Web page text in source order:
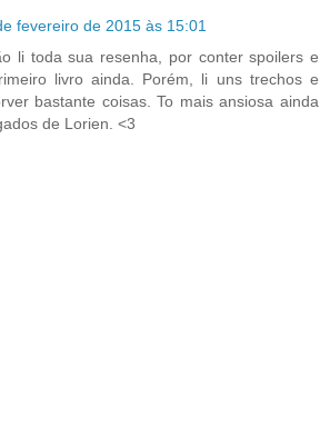
fevereiro de 2015 às 15:01
li toda sua resenha, por conter spoilers e
livro ainda. Porém, li uns trechos e
bastante coisas. To mais ansiosa ainda
de Lorien. <3